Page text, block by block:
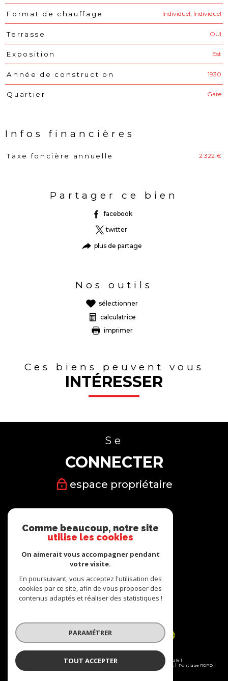
Format de chauffage Individuel, Individuel
Terrasse OUI
Exposition Est
Année de construction 1930
Quartier Gare
Infos financières
Caractéristiques Valeurs
Taxe foncière annuelle 2 322 €
Partager ce bien
facebook
twitter
plus de partage
Nos outils
sélectionner
calculatrice
imprimer
Ces biens peuvent vous
INTÉRESSER
Se
CONNECTER
espace propriétaire
SUIVRE
Nous
© 2026 | Tous droits réservés | Traduction powered by Google |
Plan du site
Partenaires
Politique RGPD
Cookies
Comme beaucoup, notre site
utilise les cookies
On aimerait vous accompagner pendant
votre visite.
En poursuivant, vous acceptez l'utilisation des
cookies par ce site, afin de vous proposer des
contenus adaptés et réaliser des statistiques !
PARAMÉTRER
TOUT ACCEPTER